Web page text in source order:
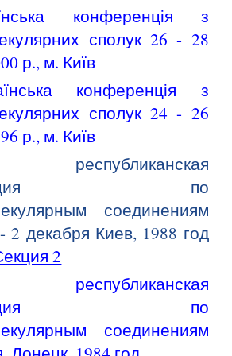
конференція з
сполук 26 - 28
р., м. Київ
конференція з
сполук 24 - 26
р., м. Київ
по
ым соединениям
-2 декабря Киев, 1988 год
2
по
соединениям